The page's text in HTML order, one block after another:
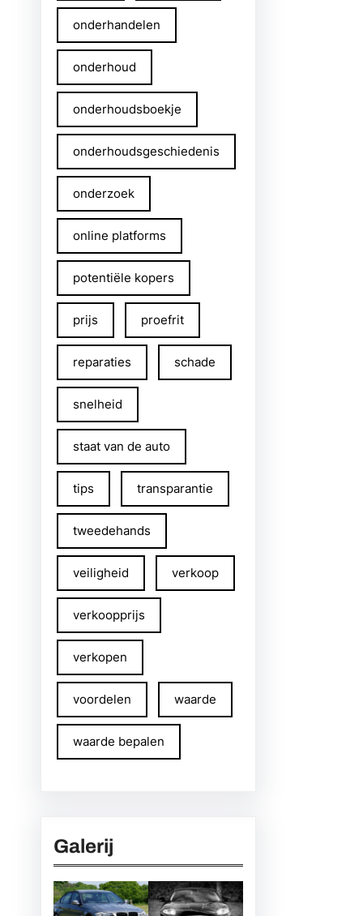
onderhandelen
onderhoud
onderhoudsboekje
onderhoudsgeschiedenis
onderzoek
online platforms
potentiële kopers
prijs proefrit
reparaties schade
snelheid
staat van de auto
tips transparantie
tweedehands
veiligheid verkoop
verkoopprijs
verkopen
voordelen waarde
waarde bepalen
Galerij